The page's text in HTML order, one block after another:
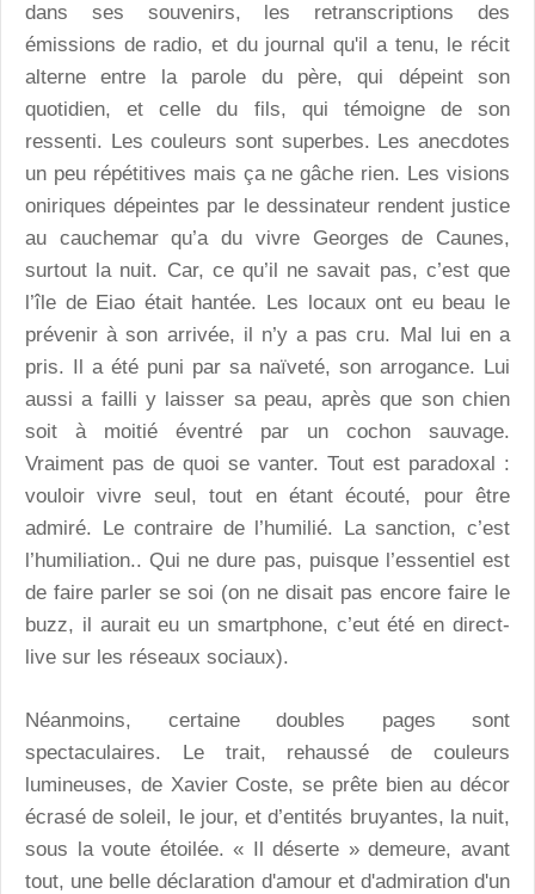
dans ses souvenirs, les retranscriptions des
émissions de radio, et du journal qu'il a tenu, le récit
alterne entre la parole du père, qui dépeint son
quotidien, et celle du fils, qui témoigne de son
ressenti. Les couleurs sont superbes. Les anecdotes
un peu répétitives mais ça ne gâche rien. Les visions
oniriques dépeintes par le dessinateur rendent justice
au cauchemar qu’a du vivre Georges de Caunes,
surtout la nuit. Car, ce qu’il ne savait pas, c’est que
l’île de Eiao était hantée. Les locaux ont eu beau le
prévenir à son arrivée, il n’y a pas cru. Mal lui en a
pris. Il a été puni par sa naïveté, son arrogance. Lui
aussi a failli y laisser sa peau, après que son chien
soit à moitié éventré par un cochon sauvage.
Vraiment pas de quoi se vanter. Tout est paradoxal :
vouloir vivre seul, tout en étant écouté, pour être
admiré. Le contraire de l’humilié. La sanction, c’est
l’humiliation.. Qui ne dure pas, puisque l’essentiel est
de faire parler se soi (on ne disait pas encore faire le
buzz, il aurait eu un smartphone, c’eut été en direct-
live sur les réseaux sociaux).
Néanmoins, certaine doubles pages sont
spectaculaires. Le trait, rehaussé de couleurs
lumineuses, de Xavier Coste, se prête bien au décor
écrasé de soleil, le jour, et d’entités bruyantes, la nuit,
sous la voute étoilée. « Il déserte » demeure, avant
tout, une belle déclaration d'amour et d'admiration d'un